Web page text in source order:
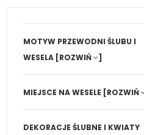
MOTYW PRZEWODNI ŚLUBU I
WESELA [ROZWIŃ ]
MIEJSCE NA WESELE [ROZWIŃ
DEKORACJE ŚLUBNE I KWIATY